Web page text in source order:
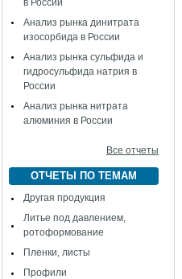
в России
Анализ рынка динитрата
изосорбида в России
Анализ рынка сульфида и
гидросульфида натрия в
России
Анализ рынка нитрата
алюминия в России
Все отчеты
ОТЧЕТЫ ПО ТЕМАМ
Другая продукция
Литье под давлением,
ротоформование
Пленки, листы
Профили